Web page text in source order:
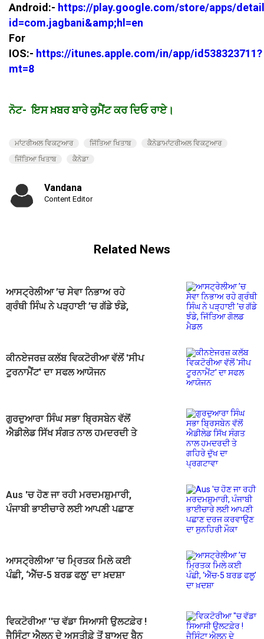
Android:- https://play.google.com/store/apps/
id=com.jagbani&amp;hl=en
For
IOS:- https://itunes.apple.com/in/app/id538323711?
mt=8
ਨੋਟ- ਇਸ ਖ਼ਬਰ ਬਾਰੇ ਕੁਮੈਂਟ ਕਰ ਦਿਓ ਰਾਏ।
ਮਾਂਟਰੀਅਲ ਵਿਕਟੁਆਰ ਜਿੱਤਿਆ ਖਿਤਾਬ
ਕੈਨੇਡਾਮਾਂਟਰੀਅਲ ਵਿਕਟੁਆਰ
ਜਿੱਤਿਆ ਖਿਤਾਬ
ਕੈਨੇਡਾ
Vandana
Content Editor
Related News
ਆਸਟ੍ਰੇਲੀਆ ’ਚ ਸੇਵਾ ਨਿਭਾਅ ਰਹੇ
ਗ੍ਰੰਥੀ ਸਿੰਘ ਨੇ ਪੜ੍ਹਾਈ ’ਚ ਗੱਡੇ ਝੰਡੇ,
ਕੀਨਏਜਰਜ਼ ਕਲੱਬ ਵਿਕਟੋਰੀਆ ਵੱਲੋਂ 'ਸੀਪ
ਟੂਰਨਾਮੈਂਟ' ਦਾ ਸਫਲ ਆਯੋਜਨ
ਗੁਰਦੁਆਰਾ ਸਿੰਘ ਸਭਾ ਬ੍ਰਿਸਬੇਨ ਵੱਲੋਂ
ਐਡੀਲੇਡ ਸਿੱਖ ਸੰਗਤ ਨਾਲ ਹਮਦਰਦੀ ਤੇ
Aus 'ਚ ਹੋਣ ਜਾ ਰਹੀ ਮਰਦਮਸ਼ੁਮਾਰੀ,
ਪੰਜਾਬੀ ਭਾਈਚਾਰੇ ਲਈ ਆਪਣੀ ਪਛਾਣ
ਆਸਟ੍ਰੇਲੀਆ ’ਚ ਮ੍ਰਿਤਕ ਮਿਲੇ ਕਈ
ਪੰਛੀ, ‘ਐੱਚ-5 ਬਰਡ ਫਲੂ’ ਦਾ ਖ਼ਦਸ਼ਾ
ਵਿਕਟੋਰੀਆ ''ਚ ਵੱਡਾ ਸਿਆਸੀ ਉਲਟਫ਼ੇਰ !
ਜੈਸਿੰਟਾ ਐਲਨ ਦੇ ਅਸਤੀਫ਼ੇ ਤੋਂ ਬਾਅਦ ਬੈਨ